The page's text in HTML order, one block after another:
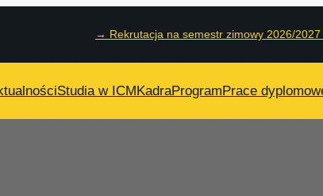
→ Rekrutacja na semestr zimowy 2026/
Studia w ICMKadraProgramPrace